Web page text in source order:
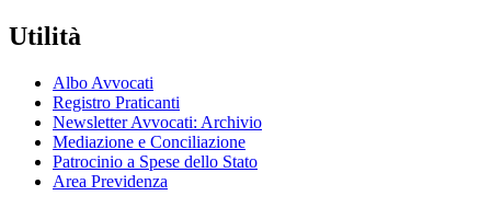
Utilità
Albo Avvocati
Registro Praticanti
Newsletter Avvocati: Archivio
Mediazione e Conciliazione
Patrocinio a Spese dello Stato
Area Previdenza